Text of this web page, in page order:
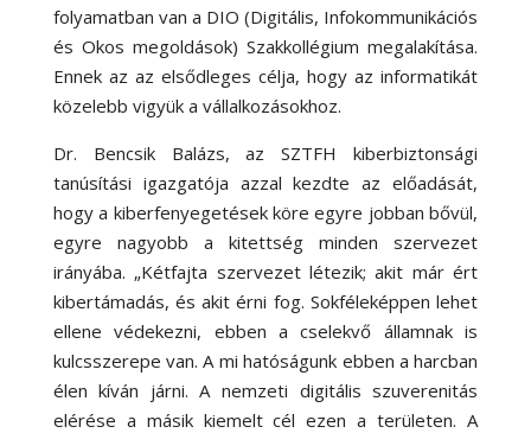
folyamatban van a DIO (Digitális, Infokommunikációs
és Okos megoldások) Szakkollégium megalakítása.
Ennek az az elsődleges célja, hogy az informatikát
közelebb vigyük a vállalkozásokhoz.
Dr. Bencsik Balázs, az SZTFH kiberbiztonsági
tanúsítási igazgatója azzal kezdte az előadását,
hogy a kiberfenyegetések köre egyre jobban bővül,
egyre nagyobb a kitettség minden szervezet
irányába. „Kétfajta szervezet létezik; akit már ért
kibertámadás, és akit érni fog. Sokféleképpen lehet
ellene védekezni, ebben a cselekvő államnak is
kulcsszerepe van. A mi hatóságunk ebben a harcban
élen kíván járni. A nemzeti digitális szuverenitás
elérése a másik kiemelt cél ezen a területen. A